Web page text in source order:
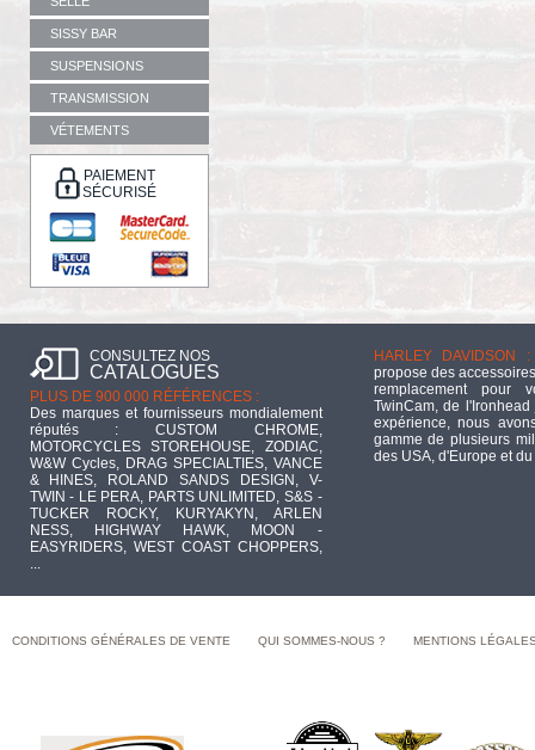
SISSY BAR
SUSPENSIONS
TRANSMISSION
VÉTEMENTS
PAIEMENT
SÉCURISÉ
CONSULTEZ NOS
CATALOGUES
PLUS DE 900 000 RÉFÉRENCES :
Des marques et fournisseurs mondialement
réputés : CUSTOM CHROME,
MOTORCYCLES STOREHOUSE, ZODIAC,
W&W Cycles, DRAG SPECIALTIES, VANCE
& HINES, ROLAND SANDS DESIGN, V-
TWIN - LE PERA, PARTS UNLIMITED, S&S -
TUCKER ROCKY, KURYAKYN, ARLEN
NESS, HIGHWAY HAWK, MOON -
EASYRIDERS, WEST COAST CHOPPERS,
...
HARLEY DAVIDSON :
propose des
remplacement pour
TwinCam, de
expérience, nous
gamme de plusieurs
des USA, d'Europe et
CONDITIONS GÉNÉRALES DE VENTE QUI SOMMES-NOUS ? MENTIONS